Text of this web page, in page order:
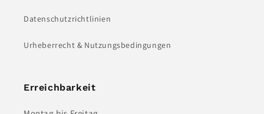
Datenschutzrichtlinien
Urheberrecht & Nutzungsbedingungen
Erreichbarkeit